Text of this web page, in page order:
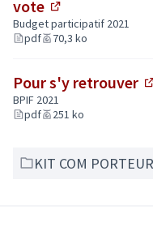
vote
(Lien externe)
Budget participatif 2021
pdf
70,3 ko
Pour s'y retrouver
BPIF 2021
pdf
251 ko
KIT COM